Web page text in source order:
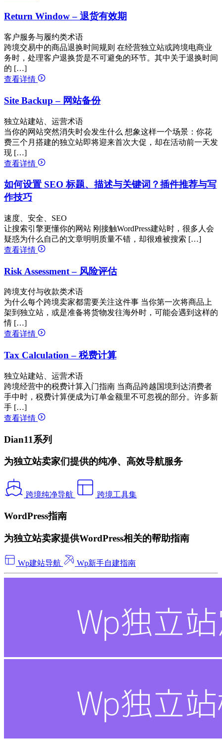
Return Window – 退货有效期
客户服务与履约类术语
跨境交易中的商品退换时间规则 在经营独立站或跨境电商业
务时，处理客户退换货是不可避免的环节。其中关于退换时间
的 […]
查看详情
Site Backup – 网站备份
独立站建站、运营术语
当你的网站突然消失时会发生什么 想象这样一个场景：你花
费三个月搭建的独立站即将迎来首次大促，却在活动前一天发
现 […]
查看详情
如何设置 SEO 标题、描述与关键词？插件推荐与写
作技巧
速度、安全、SEO
让搜索引擎更懂你的网站 刚接触WordPress建站时，很多人会
疑惑为什么自己的文章明明质量不错，却很难被搜索 […]
查看详情
Risk Assessment – 风险评估
跨境支付与收款类术语
为什么每个跨境卖家都需要关注这件事 当你第一次将商品上
架到独立站，或是准备将货物发往海外时，可能会遇到这样的
情 […]
查看详情
Tax Calculation – 税费计算
独立站建站、运营术语
跨境经营中的税费计算入门指南 当商品跨越国境到达消费者
手中时，税费计算便成为订单金额里不可忽视的部分。许多新
手 […]
查看详情
Dian11系列
为独立站卖家们提供的纯净、高效导航服务
跨境纯净导航 跨境工具集
WordPress指南
为独立站卖家提供WordPress相关的帮助指南
Wp建站导航 Wp新手自建指南